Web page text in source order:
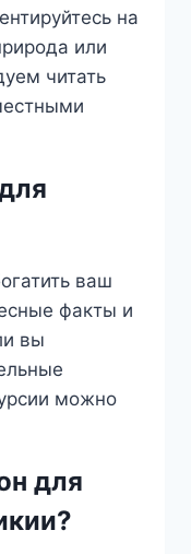
на
или
читать
ваш
факты и
вы
можно
для